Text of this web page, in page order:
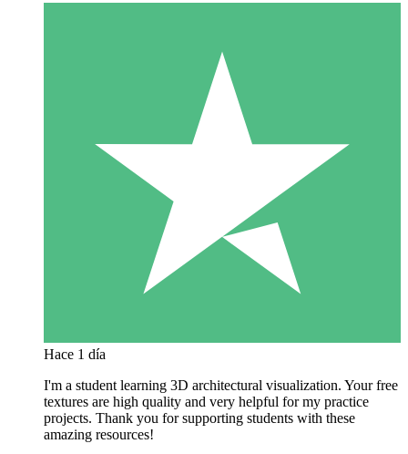
Hace 1 día
I'm a student learning 3D architectural visualization. Your free
textures are high quality and very helpful for my practice
projects. Thank you for supporting students with these
amazing resources!